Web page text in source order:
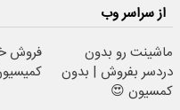
از سراسر وب
ماشینت رو بدون
دردسر بفروش | بدون
کمسیون 😍
فروش